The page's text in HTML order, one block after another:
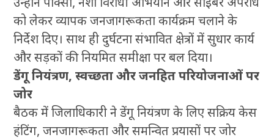
को लेकर व्यापक जनजागरूकता कार्यक्रम चलाने के
निर्देश दिए। साथ ही दुर्घटना संभावित क्षेत्रों में सुधार कार्य
और सड़कों की नियमित समीक्षा पर बल दिया।
डेंगू नियंत्रण, स्वच्छता और जनहित परियोजनाओं पर
जोर
बैठक में जिलाधिकारी ने डेंगू नियंत्रण के लिए सक्रिय केस
हंटिंग, जनजागरूकता और समन्वित प्रयासों पर जोर